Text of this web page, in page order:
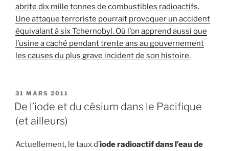
abrite dix mille tonnes de combustibles radioactifs.
Une attaque terroriste pourrait provoquer un accident
équivalant à six Tchernobyl. Où l’on apprend aussi que
l’usine a caché pendant trente ans au gouvernement
les causes du plus grave incident de son histoire.
PUBLIÉ
LE
31 MARS 2011
De l’iode et du césium dans le Pacifique
(et ailleurs)
Actuellement, le taux d’iode radioactif dans l’eau de